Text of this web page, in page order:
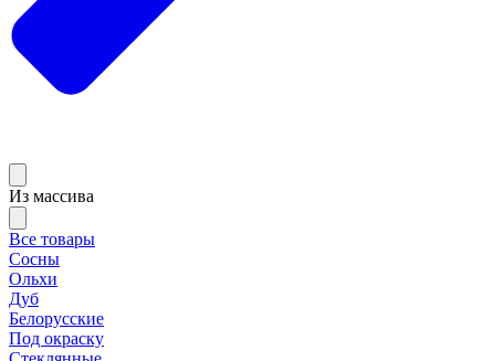
Из массива
Все товары
Сосны
Ольхи
Дуб
Белорусские
Под окраску